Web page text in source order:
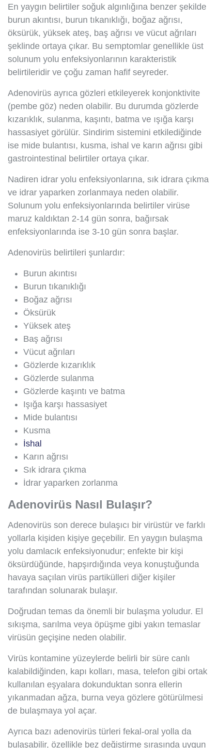
En yaygın belirtiler soğuk algınlığına benzer şekilde
burun akıntısı, burun tıkanıklığı, boğaz ağrısı,
öksürük, yüksek ateş, baş ağrısı ve vücut ağrıları
şeklinde ortaya çıkar. Bu semptomlar genellikle üst
solunum yolu enfeksiyonlarının karakteristik
belirtileridir ve çoğu zaman hafif seyreder.
Adenovirüs ayrıca gözleri etkileyerek konjonktivite
(pembe göz) neden olabilir. Bu durumda gözlerde
kızarıklık, sulanma, kaşıntı, batma ve ışığa karşı
hassasiyet görülür. Sindirim sistemini etkilediğinde
ise mide bulantısı, kusma, ishal ve karın ağrısı gibi
gastrointestinal belirtiler ortaya çıkar.
Nadiren idrar yolu enfeksiyonlarına, sık idrara çıkma
ve idrar yaparken zorlanmaya neden olabilir.
Solunum yolu enfeksiyonlarında belirtiler virüse
maruz kaldıktan 2-14 gün sonra, bağırsak
enfeksiyonlarında ise 3-10 gün sonra başlar.
Adenovirüs belirtileri şunlardır:
Burun akıntısı
Burun tıkanıklığı
Boğaz ağrısı
Öksürük
Yüksek ateş
Baş ağrısı
Vücut ağrıları
Gözlerde kızarıklık
Gözlerde sulanma
Gözlerde kaşıntı ve batma
Işığa karşı hassasiyet
Mide bulantısı
Kusma
İshal
Karın ağrısı
Sık idrara çıkma
İdrar yaparken zorlanma
Adenovirüs Nasıl Bulaşır?
Adenovirüs son derece bulaşıcı bir virüstür ve farklı
yollarla kişiden kişiye geçebilir. En yaygın bulaşma
yolu damlacık enfeksiyonudur; enfekte bir kişi
öksürdüğünde, hapşırdığında veya konuştuğunda
havaya saçılan virüs partikülleri diğer kişiler
tarafından solunarak bulaşır.
Doğrudan temas da önemli bir bulaşma yoludur. El
sıkışma, sarılma veya öpüşme gibi yakın temaslar
virüsün geçişine neden olabilir.
Virüs kontamine yüzeylerde belirli bir süre canlı
kalabildiğinden, kapı kolları, masa, telefon gibi ortak
kullanılan eşyalara dokunduktan sonra ellerin
yıkanmadan ağza, burna veya gözlere götürülmesi
de bulaşmaya yol açar.
Ayrıca bazı adenovirüs türleri fekal-oral yolla da
bulaşabilir, özellikle bez değiştirme sırasında uygun